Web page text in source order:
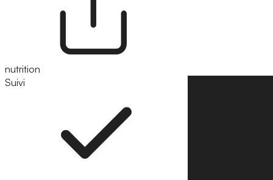
nutrition
Suivi